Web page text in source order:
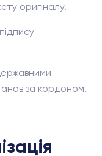
оригіналу.
за кордоном.